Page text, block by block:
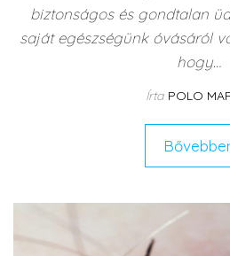
biztonságos és gondtalan
saját egészségünk óvásáról
hogy…
Írta POLO